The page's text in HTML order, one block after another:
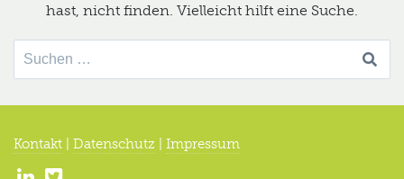
hast, nicht finden. Vielleicht hilft eine Suche.
Suche
nach:
Kontakt Datenschutz Impressum